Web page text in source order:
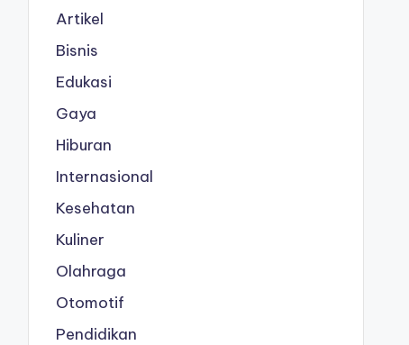
Artikel
Bisnis
Edukasi
Gaya
Hiburan
Internasional
Kesehatan
Kuliner
Olahraga
Otomotif
Pendidikan